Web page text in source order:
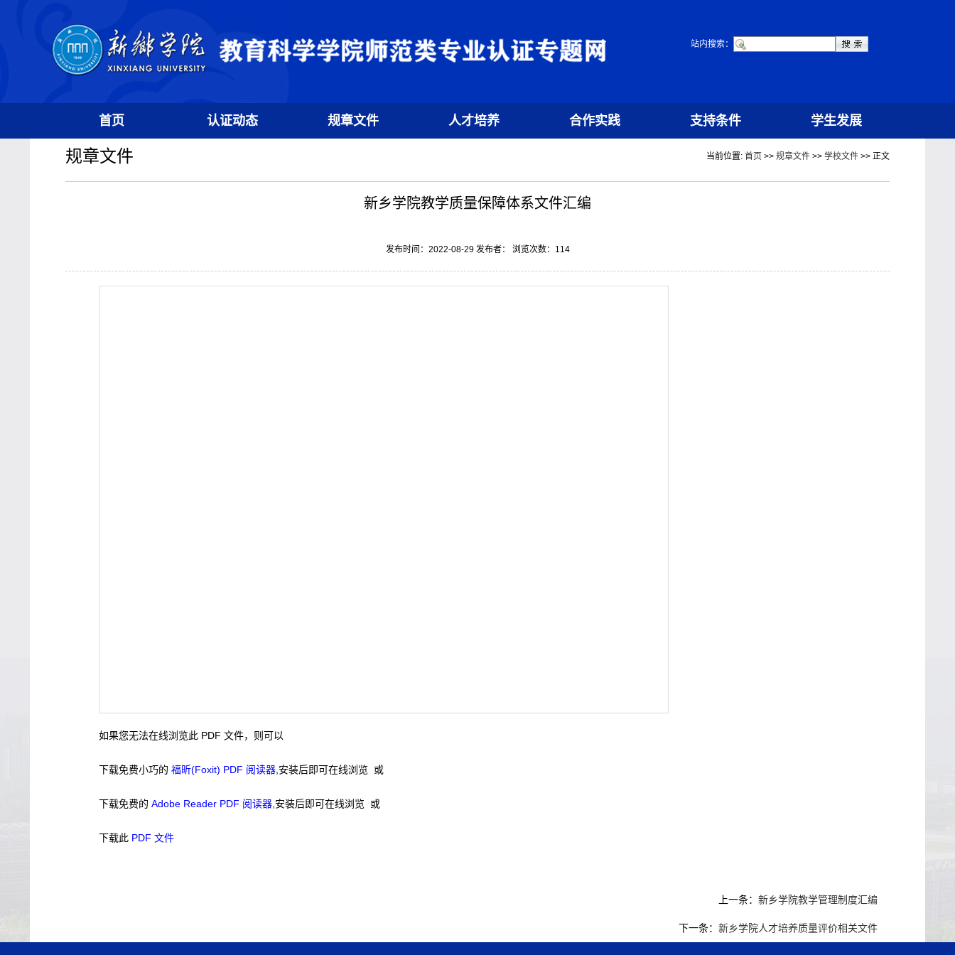
站内搜索：
首页 认证动态 规章文件 人才培养 合作实践 支持条件 学生发展
规章文件 当前位置: 首页 >> 规章文件 >> 学校文件 >> 正文
新乡学院教学质量保障体系文件汇编
发布时间：2022-08-29 发布者： 浏览次数： 114
如果您无法在线浏览此 PDF 文件，则可以
下载免费小巧的福昕(Foxit) PDF 阅读器 ,安装后即可在线浏览 或
下载免费的Adobe Reader PDF 阅读器 ,安装后即可在线浏览 或
下载此 PDF 文件
上一条： 新乡学院教学管理制度汇编
下一条： 新乡学院人才培养质量评价相关文件